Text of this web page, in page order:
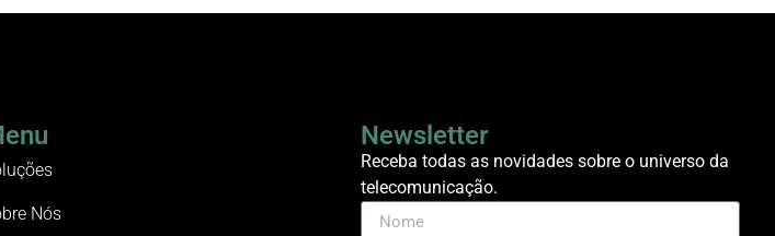
Nós
Newsletter
Receba todas as novidades sobre o universo da
telecomunicação.